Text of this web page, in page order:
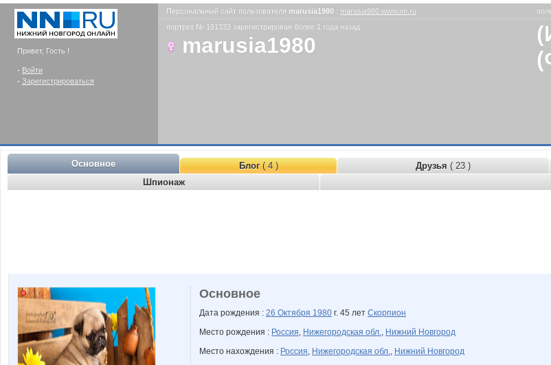
Привет, Гость !
- Войти
- Зарегистрироваться
Персональный сайт пользователя marusia1980 : marusia980.www.nn.ru
портрет № 191333 зарегистрирован более 1 года назад
marusia1980
Основное Блог( 4 ) Друзья ( 23 )
Шпионаж
Основное
Дата рождения : 26 Октября 1980 г. 45 лет Скорпион
Место рождения : Россия, Нижегородская обл., Нижний Новгород
Место нахождения : Россия, Нижегородская обл., Нижний Новгород